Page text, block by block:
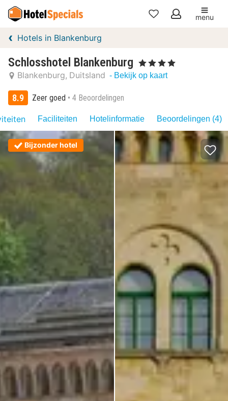
Mijn
menu
Hotels in Blankenburg
Schlosshotel Blankenburg , 4 Sterren
Blankenburg Duitsland - Bekijk op kaart
8.9 Zeer goed 4 Beoordelingen
Faciliteiten Hotelinformatie Beoordelingen (4)
Bijzonder hotel